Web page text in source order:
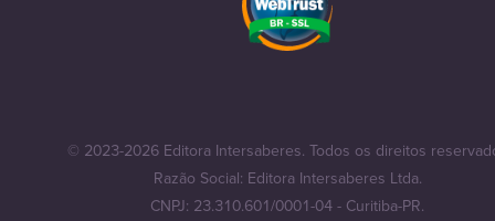
© 2023-2026 Editora Intersaberes. Todos os direitos
Razão Social: Editora Intersaberes Ltda.
CNPJ: 23.310.601/0001-04 - Curitiba-PR.